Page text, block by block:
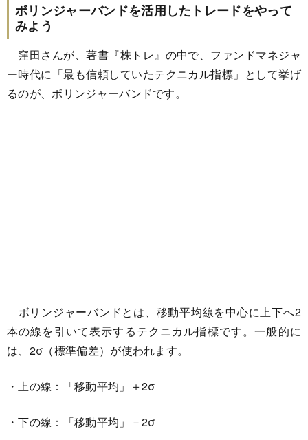
ボリンジャーバンドを活用したトレードをやって
みよう
窪田さんが、著書『株トレ』の中で、ファンドマネジャ
ー時代に「最も信頼していたテクニカル指標」として挙げ
るのが、ボリンジャーバンドです。
ボリンジャーバンドとは、移動平均線を中心に上下へ2
本の線を引いて表示するテクニカル指標です。一般的に
は、2σ（標準偏差）が使われます。
・上の線：「移動平均」＋2σ
・下の線：「移動平均」－2σ